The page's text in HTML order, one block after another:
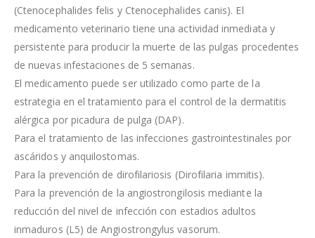
(Ctenocephalides felis y Ctenocephalides canis). El
medicamento veterinario tiene una actividad inmediata y
persistente para producir la muerte de las pulgas procedentes
de nuevas infestaciones de 5 semanas.
El medicamento puede ser utilizado como parte de la
estrategia en el tratamiento para el control de la dermatitis
alérgica por picadura de pulga (DAP).
Para el tratamiento de las infecciones gastrointestinales por
ascáridos y anquilostomas.
Para la prevención de dirofilariosis (Dirofilaria immitis).
Para la prevención de la angiostrongilosis mediante la
reducción del nivel de infección con estadios adultos
inmaduros (L5) de Angiostrongylus vasorum.